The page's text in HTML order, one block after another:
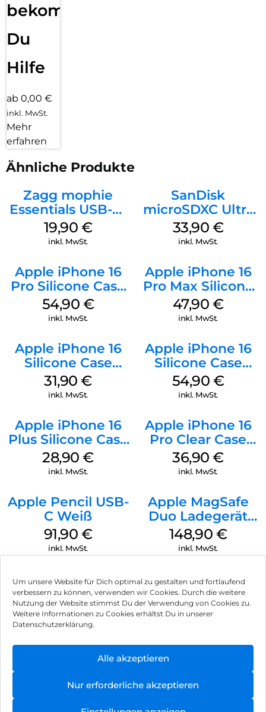
Um unsere Website für Dich optimal zu gestalten und fortlaufend
verbessern zu können, verwenden wir Cookies. Durch die weitere
Nutzung der Website stimmst Du der Verwendung von Cookies zu.
Weitere Informationen zu Cookies erhältst Du in unserer
Datenschutzerklärung.
Alle akzeptieren
Nur erforderliche akzeptieren
bekommst
Du
Hilfe
ab 0,00 €
inkl. MwSt.
Mehr
erfahren
Ähnliche Produkte
Zagg mophie
Essentials USB-C-
20W Charger PD
Weiß
19,90 €
inkl. MwSt.
SanDisk
microSDXC Ultra
128 GB + Adapter
Mobile
33,90 €
inkl. MwSt.
Apple iPhone 16
Pro Silicone Case
MagSafe Black
54,90 €
inkl. MwSt.
Apple iPhone 16
Pro Max Silicone
Case MagSafe
Black
47,90 €
inkl. MwSt.
Apple iPhone 16
Silicone Case
MagSafe Fuchsia
31,90€
inkl. MwSt.
Apple iPhone 16
Silicone Case
MagSafe Lake
Green
54,90 €
inkl. MwSt.
Apple iPhone 16
Plus Silicone Case
MagSafe Black
28,90€
inkl. MwSt.
Apple iPhone 16
Pro Clear Case
MagSafe
Transparent
36,90€
inkl. MwSt.
Apple Pencil USB-
C Weiß
91,90 €
inkl. MwSt.
Apple MagSafe
Duo Ladegerät
Weiß
148,90 €
inkl. MwSt.
Impressum
Hinweis zur Batterieentsorgung